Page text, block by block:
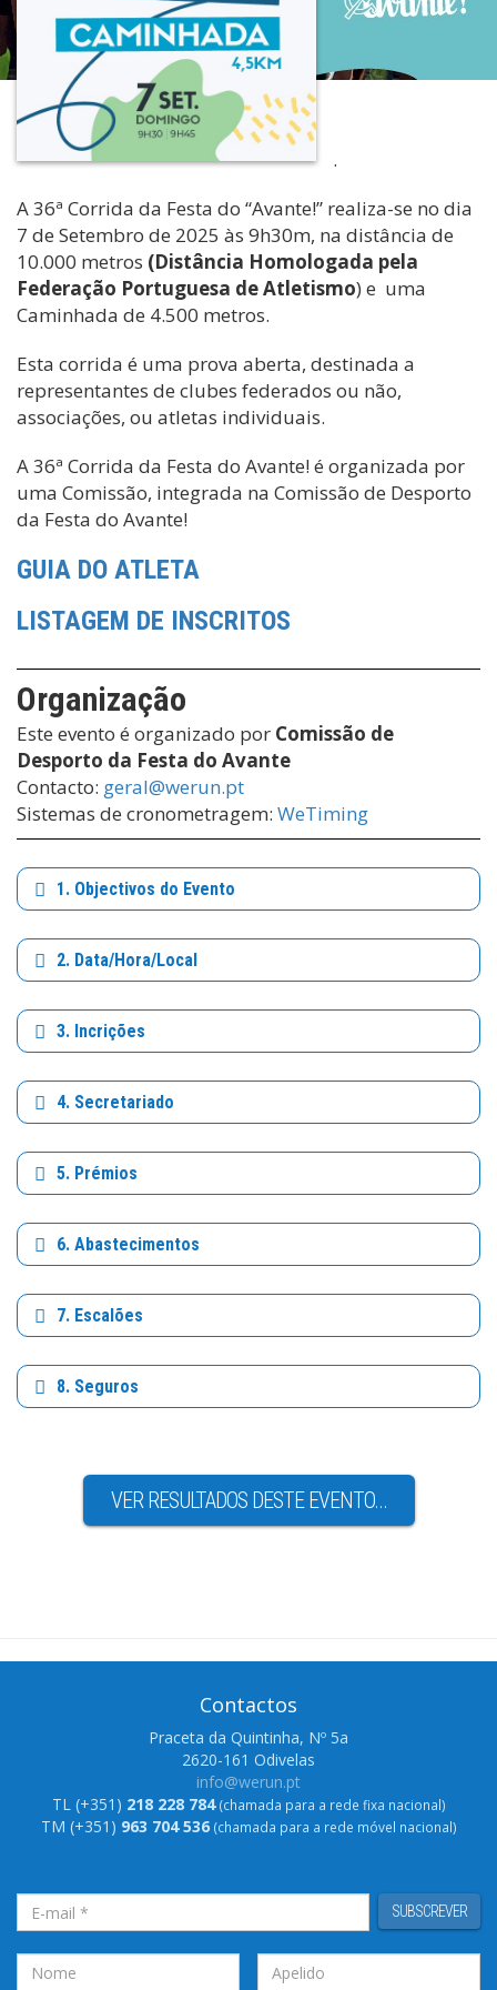
.
A 36ª Corrida da Festa do “Avante!” realiza-se no dia
7 de Setembro de 2025 às 9h30m, na distância de
10.000 metros (Distância Homologada pela
Federação Portuguesa de Atletismo) e uma
Caminhada de 4.500 metros.
Esta corrida é uma prova aberta, destinada a
representantes de clubes federados ou não,
associações, ou atletas individuais.
A 36ª Corrida da Festa do Avante! é organizada por
uma Comissão, integrada na Comissão de Desporto
da Festa do Avante!
GUIA DO ATLETA
LISTAGEM DE INSCRITOS
Organização
Este evento é organizado por Comissão de
Desporto da Festa do Avante
Contacto: geral@werun.pt
Sistemas de cronometragem: WeTiming
1. Objectivos do Evento
2. Data/Hora/Local
3. Incrições
4. Secretariado
5. Prémios
6. Abastecimentos
7. Escalões
8. Seguros
VER RESULTADOS DESTE EVENTO...
Contactos
Praceta da Quintinha, Nº 5a
2620-161 Odivelas
info@werun.pt
TL (+351) 218 228 784(chamada para a rede fixa nacional)
TM (+351) 963 704 536(chamada para a rede móvel nacional)
SUBSCREVER